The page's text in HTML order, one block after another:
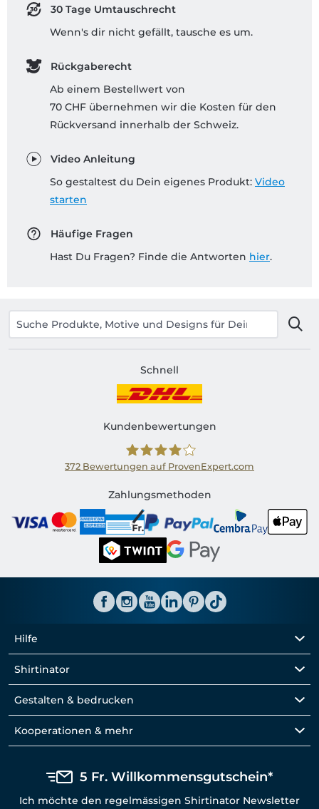
30 Tage Umtauschrecht
Wenn's dir nicht gefällt, tausche es um.
Rückgaberecht
Ab einem Bestellwert von
70 CHF übernehmen wir die Kosten für den
Rückversand innerhalb der Schweiz.
Video Anleitung
So gestaltest du Dein eigenes Produkt: Video
starten
Häufige Fragen
Hast Du Fragen? Finde die Antworten hier.
Schnell
Kundenbewertungen
Shirtinator CH
372 Bewertungen auf ProvenExpert.com
Zahlungsmethoden
Hilfe
Shirtinator
Gestalten & bedrucken
Kooperationen & mehr
5 Fr. Willkommensgutschein*
Ich möchte den regelmässigen Shirtinator Newsletter